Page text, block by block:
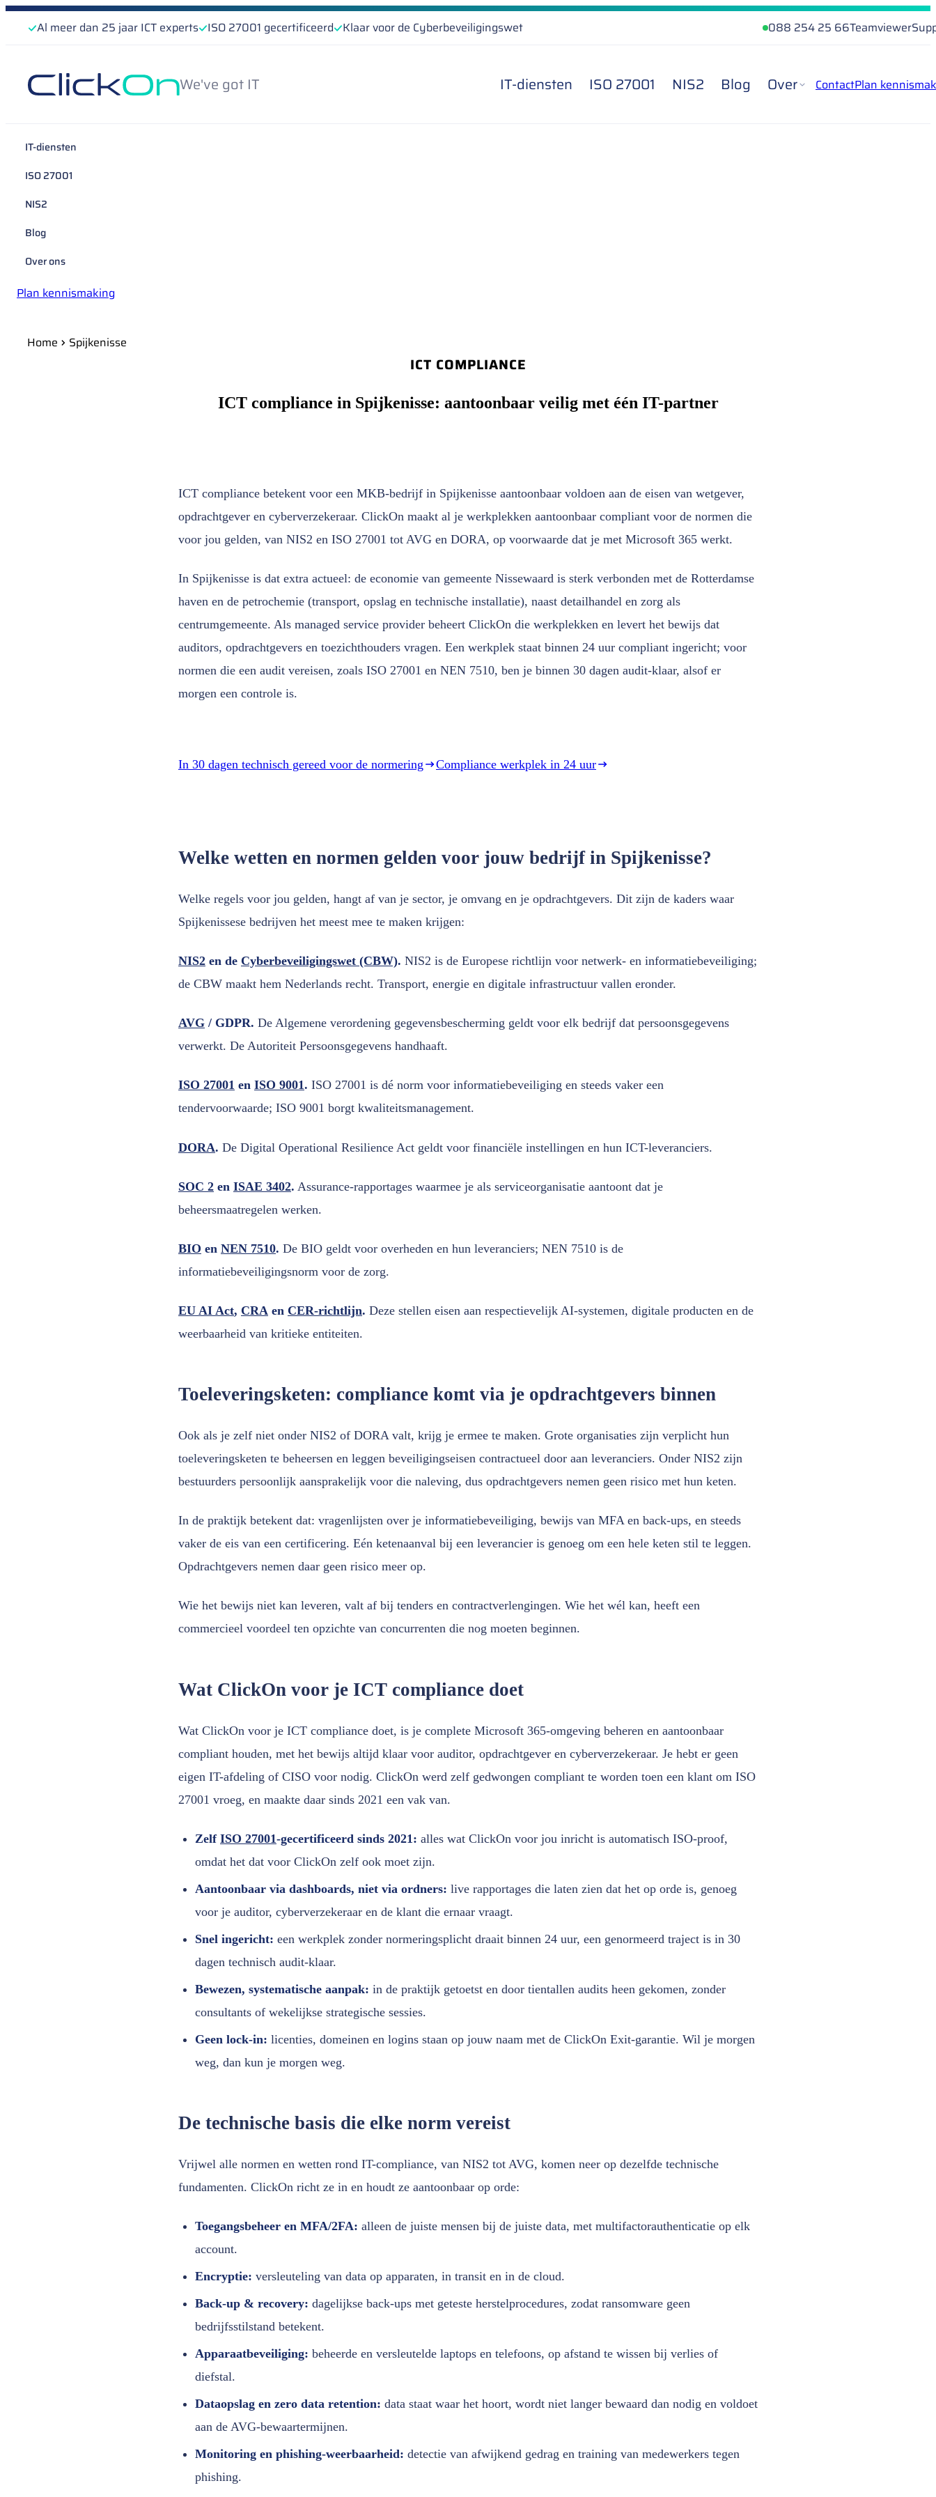
Al meer dan 25 jaar ICT experts ISO 27001 gecertificeerd Klaar voor de Cyberbeveiligingswet 088 254 25 66Teamviewer
We've got IT IT-diensten ISO 27001 NIS2 Blog Over ContactPlan
IT-diensten
ISO 27001
NIS2
Blog
Over ons
Plan kennismaking
Home Spijkenisse
ICT COMPLIANCE
ICT compliance in Spijkenisse: aantoonbaar veilig met één IT-partner
ICT compliance betekent voor een MKB-bedrijf in Spijkenisse aantoonbaar voldoen aan de eisen van wetgever,
opdrachtgever en cyberverzekeraar. ClickOn maakt al je werkplekken aantoonbaar compliant voor de normen die
voor jou gelden, van NIS2 en ISO 27001 tot AVG en DORA, op voorwaarde dat je met Microsoft 365 werkt.
In Spijkenisse is dat extra actueel: de economie van gemeente Nissewaard is sterk verbonden met de Rotterdamse
haven en de petrochemie (transport, opslag en technische installatie), naast detailhandel en zorg als
centrumgemeente. Als managed service provider beheert ClickOn die werkplekken en levert het bewijs dat
auditors, opdrachtgevers en toezichthouders vragen. Een werkplek staat binnen 24 uur compliant ingericht; voor
normen die een audit vereisen, zoals ISO 27001 en NEN 7510, ben je binnen 30 dagen audit-klaar, alsof er
morgen een controle is.
In 30 dagen technisch gereed voor de normering Compliance werkplek in 24 uur
Welke wetten en normen gelden voor jouw bedrijf in Spijkenisse?
Welke regels voor jou gelden, hangt af van je sector, je omvang en je opdrachtgevers. Dit zijn de kaders waar
Spijkenissese bedrijven het meest mee te maken krijgen:
NIS2 en de Cyberbeveiligingswet (CBW). NIS2 is de Europese richtlijn voor netwerk- en informatiebeveiliging;
de CBW maakt hem Nederlands recht. Transport, energie en digitale infrastructuur vallen eronder.
AVG / GDPR. De Algemene verordening gegevensbescherming geldt voor elk bedrijf dat persoonsgegevens
verwerkt. De Autoriteit Persoonsgegevens handhaaft.
ISO 27001 en ISO 9001. ISO 27001 is dé norm voor informatiebeveiliging en steeds vaker een
tendervoorwaarde; ISO 9001 borgt kwaliteitsmanagement.
DORA. De Digital Operational Resilience Act geldt voor financiële instellingen en hun ICT-leveranciers.
SOC 2 en ISAE 3402. Assurance-rapportages waarmee je als serviceorganisatie aantoont dat je
beheersmaatregelen werken.
BIO en NEN 7510. De BIO geldt voor overheden en hun leveranciers; NEN 7510 is de
informatiebeveiligingsnorm voor de zorg.
EU AI Act, CRA en CER-richtlijn. Deze stellen eisen aan respectievelijk AI-systemen, digitale producten en de
weerbaarheid van kritieke entiteiten.
Toeleveringsketen: compliance komt via je opdrachtgevers binnen
Ook als je zelf niet onder NIS2 of DORA valt, krijg je ermee te maken. Grote organisaties zijn verplicht hun
toeleveringsketen te beheersen en leggen beveiligingseisen contractueel door aan leveranciers. Onder NIS2 zijn
bestuurders persoonlijk aansprakelijk voor die naleving, dus opdrachtgevers nemen geen risico met hun keten.
In de praktijk betekent dat: vragenlijsten over je informatiebeveiliging, bewijs van MFA en back-ups, en steeds
vaker de eis van een certificering. Eén ketenaanval bij een leverancier is genoeg om een hele keten stil te leggen.
Opdrachtgevers nemen daar geen risico meer op.
Wie het bewijs niet kan leveren, valt af bij tenders en contractverlengingen. Wie het wél kan, heeft een
commercieel voordeel ten opzichte van concurrenten die nog moeten beginnen.
Wat ClickOn voor je ICT compliance doet
Wat ClickOn voor je ICT compliance doet, is je complete Microsoft 365-omgeving beheren en aantoonbaar
compliant houden, met het bewijs altijd klaar voor auditor, opdrachtgever en cyberverzekeraar. Je hebt er geen
eigen IT-afdeling of CISO voor nodig. ClickOn werd zelf gedwongen compliant te worden toen een klant om ISO
27001 vroeg, en maakte daar sinds 2021 een vak van.
Zelf ISO 27001-gecertificeerd sinds 2021: alles wat ClickOn voor jou inricht is automatisch ISO-proof,
omdat het dat voor ClickOn zelf ook moet zijn.
Aantoonbaar via dashboards, niet via ordners: live rapportages die laten zien dat het op orde is, genoeg
voor je auditor, cyberverzekeraar en de klant die ernaar vraagt.
Snel ingericht: een werkplek zonder normeringsplicht draait binnen 24 uur, een genormeerd traject is in 30
dagen technisch audit-klaar.
Bewezen, systematische aanpak: in de praktijk getoetst en door tientallen audits heen gekomen, zonder
consultants of wekelijkse strategische sessies.
Geen lock-in: licenties, domeinen en logins staan op jouw naam met de ClickOn Exit-garantie. Wil je morgen
weg, dan kun je morgen weg.
De technische basis die elke norm vereist
Vrijwel alle normen en wetten rond IT-compliance, van NIS2 tot AVG, komen neer op dezelfde technische
fundamenten. ClickOn richt ze in en houdt ze aantoonbaar op orde:
Toegangsbeheer en MFA/2FA: alleen de juiste mensen bij de juiste data, met multifactorauthenticatie op elk
account.
Encryptie: versleuteling van data op apparaten, in transit en in de cloud.
Back-up & recovery: dagelijkse back-ups met geteste herstelprocedures, zodat ransomware geen
bedrijfsstilstand betekent.
Apparaatbeveiliging: beheerde en versleutelde laptops en telefoons, op afstand te wissen bij verlies of
diefstal.
Dataopslag en zero data retention: data staat waar het hoort, wordt niet langer bewaard dan nodig en voldoet
aan de AVG-bewaartermijnen.
Monitoring en phishing-weerbaarheid: detectie van afwijkend gedrag en training van medewerkers tegen
phishing.